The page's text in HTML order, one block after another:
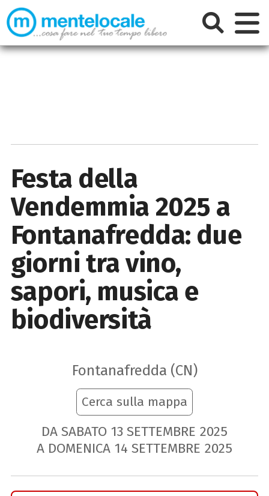
Festa della
Vendemmia 2025 a
Fontanafredda: due
giorni tra vino,
sapori, musica e
biodiversità
Fontanafredda (CN)
Cerca sulla mappa
DA SABATO 13 SETTEMBRE 2025
A DOMENICA 14 SETTEMBRE 2025